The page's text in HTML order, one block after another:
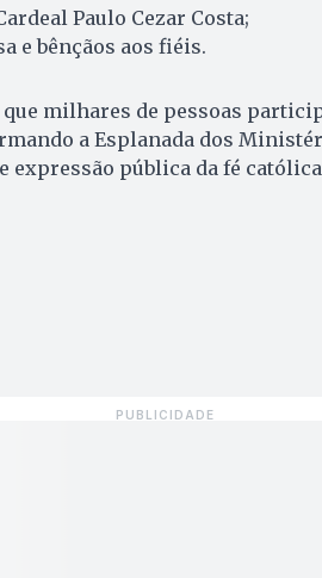
Paulo Cezar Costa;
e bênçãos aos fiéis.
milhares de pessoas
a Esplanada dos
expressão pública da fé